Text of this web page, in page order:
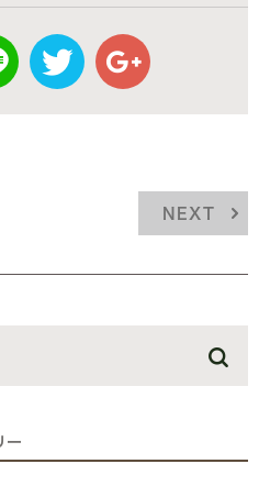
NEXT
ー